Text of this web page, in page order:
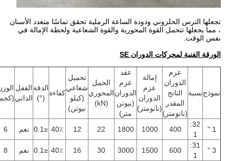
تجعلها الترس الحلزوني ودودة الساعة الرملية تحقق تماسًا متعدد الأسنان
، مما يجعلها تتحمل القوة المحورية والقوة الشعاعية ولحظة الإمالة في
نفس الوقت.
الورقة الفنية لمحركات الدوران SE
نموذج نسبة
عزم
الدوران
الناتج
المقدر
(نانومتر)
إمالة
عزم
الدوران
(نانومتر)
عقد
عزم
الدوران
(نيوتن
متر)
الحمل
المحوري
تحميل
شعاعي
(كيلو
نيوتن)
كفاءة
الدقة
(°)
القفل
الذاتي
الوزن
(كجم)
32:
400
1000
1800
22
12 40٪ ≤0.1 نعم
31:
600
1500
3000
30
16 40٪ ≤0.1 نعم